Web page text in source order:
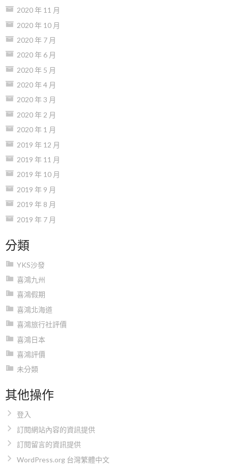
2020 年 11 月
2020 年 10 月
2020 年 7 月
2020 年 6 月
2020 年 5 月
2020 年 4 月
2020 年 3 月
2020 年 2 月
2020 年 1 月
2019 年 12 月
2019 年 11 月
2019 年 10 月
2019 年 9 月
2019 年 8 月
2019 年 7 月
分類
YKS沙發
喜鴻九州
喜鴻假期
喜鴻北海道
喜鴻旅行社評價
喜鴻日本
喜鴻評價
未分類
其他操作
登入
訂閱網站內容的資訊提供
訂閱留言的資訊提供
WordPress.org 台灣繁體中文